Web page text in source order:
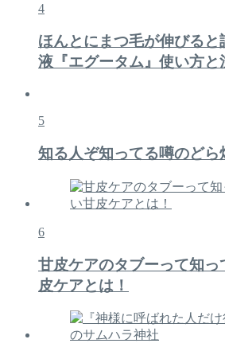
4
ほんとにまつ毛が伸びる
液『エグータム』使い方と
5
知る人ぞ知ってる噂のどら
6
甘皮ケアのタブーって知っ
皮ケアとは！